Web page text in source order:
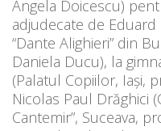
Angela Doicescu)
adjudecate de
“Dante Alighieri” din
Daniela Ducu), la
(Palatul Copiilor, Iaşi,
Nicolas Paul Drăghici
Cantemir”, Suceava,